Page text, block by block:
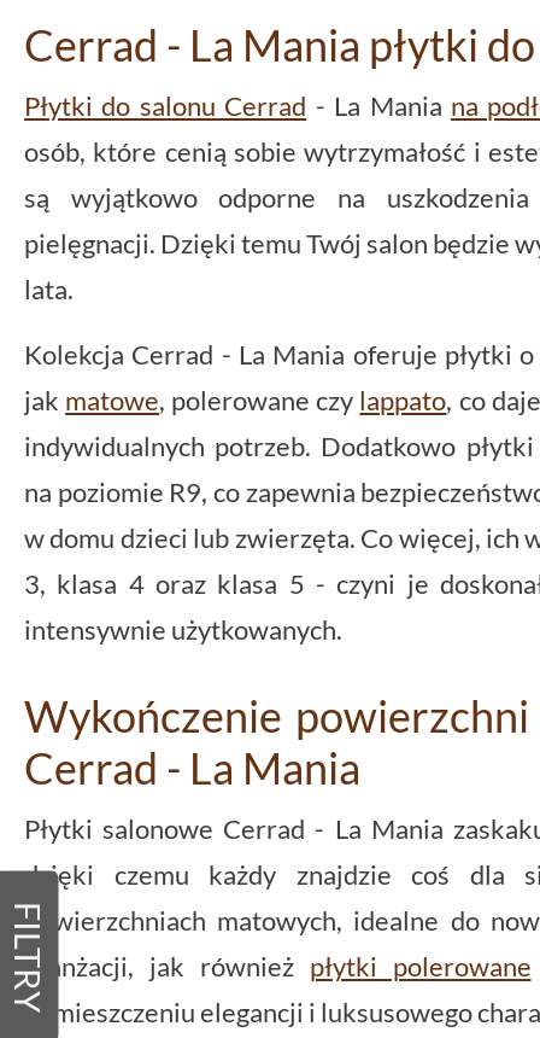
FILTRY
Cerrad - La Mania płytki
Płytki do salonu Cerrad - La Mania na
osób, które cenią sobie wytrzymałość i
są wyjątkowo odporne na
pielęgnacji. Dzięki temu Twój salon będzie
lata.
Kolekcja Cerrad - La Mania oferuje płytki
jak matowe, polerowane czy lappato, co
indywidualnych potrzeb. Dodatkowo
na poziomie R9, co zapewnia
w domu dzieci lub zwierzęta. Co więcej, ich
3, klasa 4 oraz klasa 5 - czyni je
intensywnie użytkowanych.
Wykończenie
Cerrad - La Mania
Płytki salonowe Cerrad - La Mania
dzięki czemu każdy znajdzie coś dla
powierzchniach matowych, idealne do
aranżacji, jak również płytki polerowane
pomieszczeniu elegancji i luksusowego